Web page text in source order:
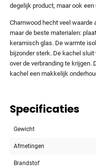
degelijk product, maar ook
Charnwood hecht veel waarde
maar de beste materialen:
keramisch glas. De warmte
bijzonder sterk. De kachel
over de verbranding te krijgen.
kachel een makkelijk
Specificaties
Gewicht
Afmetingen
Brandstof